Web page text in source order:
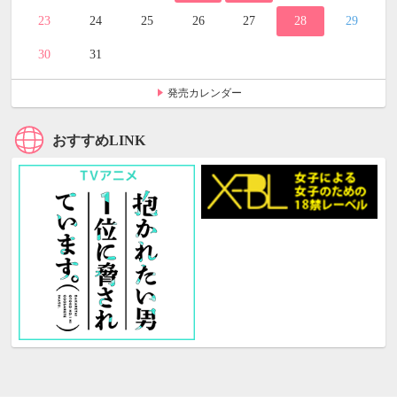
23 24 25 26 27 28 29
30 31
発売カレンダー
おすすめLINK